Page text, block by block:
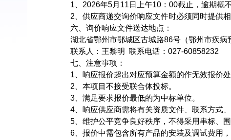
1、2026年5月 11 日 上午10 ： 00截止，逾期概
2、供应商递交询价响应文件时必须同时提供
六、询价响应文件送达地点：
湖北省鄂州市鄂城区古城路86号（鄂州市疾病
联系人： 王黎明 联系电话：027-60858232
七、注意事项：
1、响应报价超出对应预算金额的作无效报价
2、本项目不接受联合体投标。
3、满足要求报价最低的为中标单位。
4、响应供应商需将有关资质文件、联系方式
5、维护公平竞争良好秩序，不得采用串标、
6、报价中需包含所有产品的安装及调试费用